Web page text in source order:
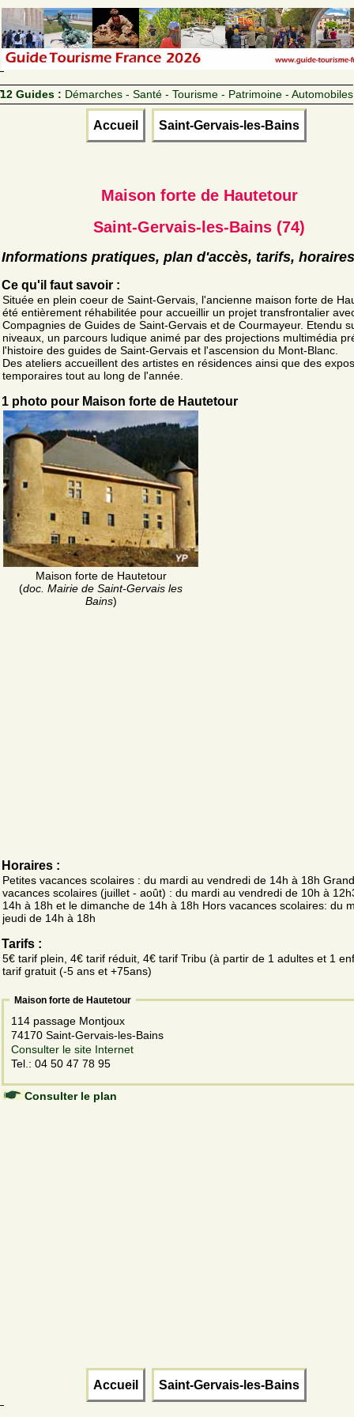
12 Guides : Démarches - Santé - Tourisme - Patrimoine - Automobiles
Accueil Saint-Gervais-les-Bains
Maison forte de Hautetour
Saint-Gervais-les-Bains (74)
Informations pratiques, plan d'accès, tarifs, horaires
Ce qu'il faut savoir :
Située en plein coeur de Saint-Gervais, l'ancienne maison forte de
été entièrement réhabilitée pour accueillir un projet transfrontalier
Compagnies de Guides de Saint-Gervais et de Courmayeur. Etendu
niveaux, un parcours ludique animé par des projections multimédia
l'histoire des guides de Saint-Gervais et l'ascension du Mont-Blanc.
Des ateliers accueillent des artistes en résidences ainsi que des
temporaires tout au long de l'année.
1 photo pour Maison forte de Hautetour
Maison forte de Hautetour
(doc. Mairie de Saint-Gervais les
Bains)
Horaires :
Petites vacances scolaires : du mardi au vendredi de 14h à 18h
vacances scolaires (juillet - août) : du mardi au vendredi de 10h à
14h à 18h et le dimanche de 14h à 18h Hors vacances scolaires: du
jeudi de 14h à 18h
Tarifs :
5€ tarif plein, 4€ tarif réduit, 4€ tarif Tribu (à partir de 1 adultes et 1
tarif gratuit (-5 ans et +75ans)
Maison forte de Hautetour
114 passage Montjoux
74170 Saint-Gervais-les-Bains
Consulter le site Internet
Tel.: 04 50 47 78 95
Consulter le plan
Accueil Saint-Gervais-les-Bains